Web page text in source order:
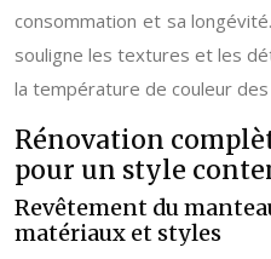
consommation et sa
souligne les textures et les
la température de couleur
Rénovation
pour un style
Revêtement du
matériaux et styles